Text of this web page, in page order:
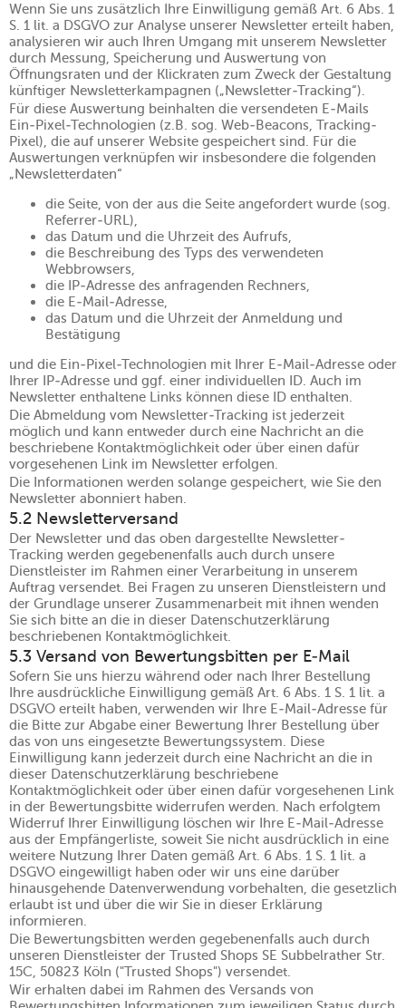
Wenn Sie uns zusätzlich Ihre Einwilligung gemäß Art. 6 Abs. 1
S. 1 lit. a DSGVO zur Analyse unserer Newsletter erteilt haben,
analysieren wir auch Ihren Umgang mit unserem Newsletter
durch Messung, Speicherung und Auswertung von
Öffnungsraten und der Klickraten zum Zweck der Gestaltung
künftiger Newsletterkampagnen („Newsletter-Tracking“).
Für diese Auswertung beinhalten die versendeten E-Mails
Ein-Pixel-Technologien (z.B. sog. Web-Beacons, Tracking-
Pixel), die auf unserer Website gespeichert sind. Für die
Auswertungen verknüpfen wir insbesondere die folgenden
„Newsletterdaten“
die Seite, von der aus die Seite angefordert wurde (sog.
Referrer-URL),
das Datum und die Uhrzeit des Aufrufs,
die Beschreibung des Typs des verwendeten
Webbrowsers,
die IP-Adresse des anfragenden Rechners,
die E-Mail-Adresse,
das Datum und die Uhrzeit der Anmeldung und
Bestätigung
und die Ein-Pixel-Technologien mit Ihrer E-Mail-Adresse oder
Ihrer IP-Adresse und ggf. einer individuellen ID. Auch im
Newsletter enthaltene Links können diese ID enthalten.
Die Abmeldung vom Newsletter-Tracking ist jederzeit
möglich und kann entweder durch eine Nachricht an die
beschriebene Kontaktmöglichkeit oder über einen dafür
vorgesehenen Link im Newsletter erfolgen.
Die Informationen werden solange gespeichert, wie Sie den
Newsletter abonniert haben.
5.2 Newsletterversand
Der Newsletter und das oben dargestellte Newsletter-
Tracking werden gegebenenfalls auch durch unsere
Dienstleister im Rahmen einer Verarbeitung in unserem
Auftrag versendet. Bei Fragen zu unseren Dienstleistern und
der Grundlage unserer Zusammenarbeit mit ihnen wenden
Sie sich bitte an die in dieser Datenschutzerklärung
beschriebenen Kontaktmöglichkeit.
5.3 Versand von Bewertungsbitten per E-Mail
Sofern Sie uns hierzu während oder nach Ihrer Bestellung
Ihre ausdrückliche Einwilligung gemäß Art. 6 Abs. 1 S. 1 lit. a
DSGVO erteilt haben, verwenden wir Ihre E-Mail-Adresse für
die Bitte zur Abgabe einer Bewertung Ihrer Bestellung über
das von uns eingesetzte Bewertungssystem. Diese
Einwilligung kann jederzeit durch eine Nachricht an die in
dieser Datenschutzerklärung beschriebene
Kontaktmöglichkeit oder über einen dafür vorgesehenen Link
in der Bewertungsbitte widerrufen werden. Nach erfolgtem
Widerruf Ihrer Einwilligung löschen wir Ihre E-Mail-Adresse
aus der Empfängerliste, soweit Sie nicht ausdrücklich in eine
weitere Nutzung Ihrer Daten gemäß Art. 6 Abs. 1 S. 1 lit. a
DSGVO eingewilligt haben oder wir uns eine darüber
hinausgehende Datenverwendung vorbehalten, die gesetzlich
erlaubt ist und über die wir Sie in dieser Erklärung
informieren.
Die Bewertungsbitten werden gegebenenfalls auch durch
unseren Dienstleister der Trusted Shops SE Subbelrather Str.
15C, 50823 Köln ("Trusted Shops") versendet.
Wir erhalten dabei im Rahmen des Versands von